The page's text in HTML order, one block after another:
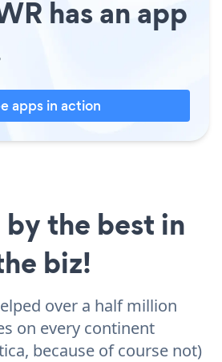
has an app
apps in action
the best in
biz!
over a half million
on every continent
because of course not)